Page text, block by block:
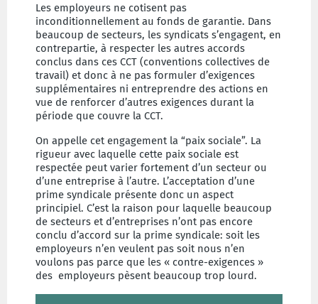
Les employeurs ne cotisent pas
inconditionnellement au fonds de garantie. Dans
beaucoup de secteurs, les syndicats s’engagent, en
contrepartie, à respecter les autres accords
conclus dans ces CCT (conventions collectives de
travail) et donc à ne pas formuler d’exigences
supplémentaires ni entreprendre des actions en
vue de renforcer d’autres exigences durant la
période que couvre la CCT.
On appelle cet engagement la “paix sociale”. La
rigueur avec laquelle cette paix sociale est
respectée peut varier fortement d’un secteur ou
d’une entreprise à l’autre. L’acceptation d’une
prime syndicale présente donc un aspect
principiel. C’est la raison pour laquelle beaucoup
de secteurs et d’entreprises n’ont pas encore
conclu d’accord sur la prime syndicale: soit les
employeurs n’en veulent pas soit nous n’en
voulons pas parce que les « contre-exigences »
des employeurs pèsent beaucoup trop lourd.